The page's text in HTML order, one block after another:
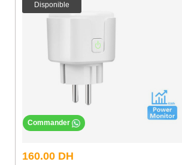
Disponible
160.00 DH
Commander